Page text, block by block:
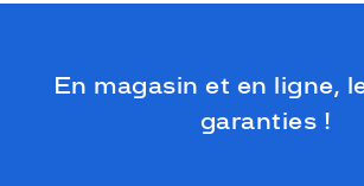
En magasin et en ligne,
garanties !